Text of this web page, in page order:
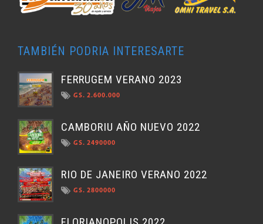
TAMBIÉN PODRIA INTERESARTE
FERRUGEM VERANO 2023
GS. 2.600.000
CAMBORIU AÑO NUEVO 2022
GS. 2490000
RIO DE JANEIRO VERANO 2022
GS. 2800000